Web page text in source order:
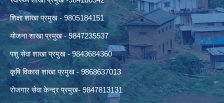
शिक्षा शाखा प्रमुख - 9805184151
योजना शाखा प्रमुख - 9847235537
पशु सेवा शाखा प्रमुख - 9843684360
कृषि विकास शाखा प्रमुख - 9868637013
रोजगार सेवा केन्द्र प्रमुख- 9847813131